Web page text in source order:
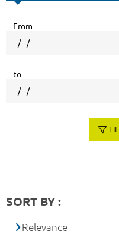
From
to
SORT BY :
Relevance